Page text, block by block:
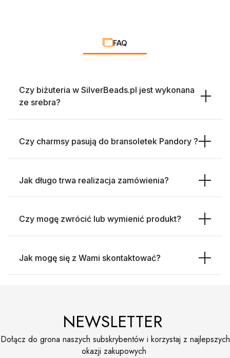
FAQ
Czy biżuteria w SilverBeads.pl jest wykonana
ze srebra?
Czy charmsy pasują do bransoletek Pandory ?
Jak długo trwa realizacja zamówienia?
Czy mogę zwrócić lub wymienić produkt?
Jak mogę się z Wami skontaktować?
NEWSLETTER
Dołącz do grona naszych subskrybentów i korzystaj z najlepszych
okazji zakupowych